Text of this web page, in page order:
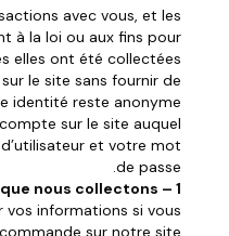
avec vous, et les
à la loi ou aux fins pour
elles ont été collectées.
le site sans fournir de
identité reste anonyme
sur le site auquel
et votre mot
de passe.
1 – Données que nous collectons
informations si vous
sur notre site.